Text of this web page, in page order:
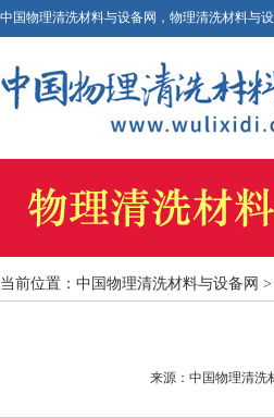
中国物理清洗材料与设备网，物理清洗材料与
当前位置： 中国物理清洗材料与设备网
来源：中国物理清